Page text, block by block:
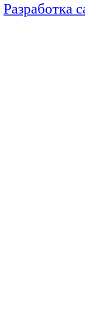
Разработка